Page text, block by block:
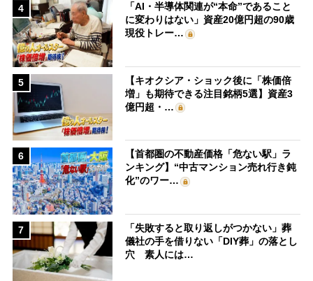
4
「AI・半導体関連が“本命”であること
に変わりはない」資産20億円超の90歳
現役トレー…
5
【キオクシア・ショック後に「株価倍
増」も期待できる注目銘柄5選】資産3
億円超・…
6
【首都圏の不動産価格「危ない駅」ラ
ンキング】“中古マンション売れ行き鈍
化”のワー…
7
「失敗すると取り返しがつかない」葬
儀社の手を借りない「DIY葬」の落とし
穴 素人には…